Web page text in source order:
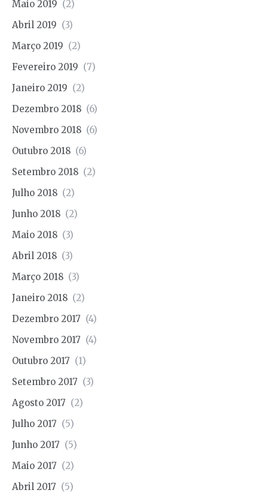
Maio 2019 (2)
Abril 2019 (3)
Março 2019 (2)
Fevereiro 2019 (7)
Janeiro 2019 (2)
Dezembro 2018 (6)
Novembro 2018 (6)
Outubro 2018 (6)
Setembro 2018 (2)
Julho 2018 (2)
Junho 2018 (2)
Maio 2018 (3)
Abril 2018 (3)
Março 2018 (3)
Janeiro 2018 (2)
Dezembro 2017 (4)
Novembro 2017 (4)
Outubro 2017 (1)
Setembro 2017 (3)
Agosto 2017 (2)
Julho 2017 (5)
Junho 2017 (5)
Maio 2017 (2)
Abril 2017 (5)